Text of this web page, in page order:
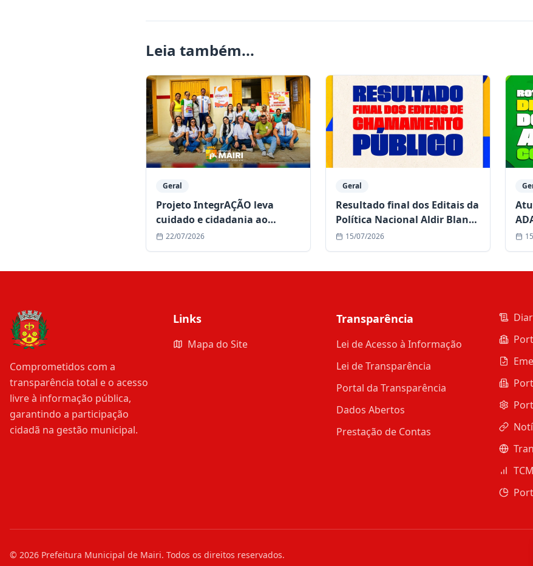
Leia também...
Geral
Projeto IntegrAÇÃO leva
cuidado e cidadania ao
povoado de Bonsucesso
22/07/2026
Geral
Resultado final dos Editais da
Política Nacional Aldir Blanc
de Cultura já está disponível
15/07/2026
Comprometidos com a
transparência total e o acesso
livre à informação pública,
garantindo a participação
cidadã na gestão municipal.
Links
Mapa do Site
Transparência
Lei de Acesso à Informação
Lei de Transparência
Portal da Transparência
Dados Abertos
Prestação de Contas
© 2026 Prefeitura Municipal de Mairi. Todos os direitos reservados.